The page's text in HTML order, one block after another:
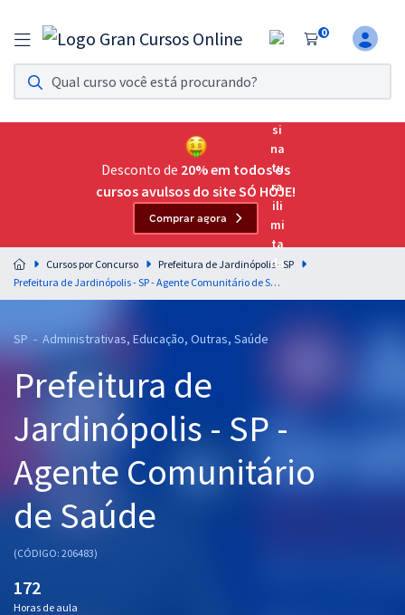
0
Assinatura Ilimitada 11
Acesso a todos os cursos. Teste grátis por 7 dias!
Assinatura OAB Até Passar
Acesso ilimitado a toda preparação para o Exame da
Residências Multiprofissionais
Preparação completa e intensiva para as principais
residências em saúde do Brasil
Cursos 20% OFF
Pós
Graduação
OAB
Questões grátis
Desconto de 20% em todos os
cursos avulsos do site SÓ HOJE!
Comprar agora
Cursos por Concurso
Prefeitura de Jardinópolis - SP
Prefeitura de Jardinópolis - SP - Agente Comunitário de Saúde
SP - Administrativas, Educação, Outras, Saúde
Prefeitura de
Jardinópolis - SP -
Agente Comunitário
de Saúde
(CÓDIGO: 206483)
172
Horas de aula